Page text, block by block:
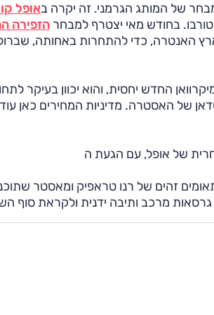
של המותג הגרמני. זה יקרה באופל
הזפירה
לעלות לארץ האנטרה, כדי להתחרות באחותה,
החדש יחסית, והוא יכוון בעיקר
של האסטרה. מדיניות המחירים כאן
של אופל, עם הגעת ה
זהים של רנו טראפיק ומאסטר
מרכב ותיבה ידנית ולקראת סוף